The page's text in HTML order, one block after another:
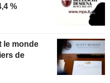
%
le monde
de